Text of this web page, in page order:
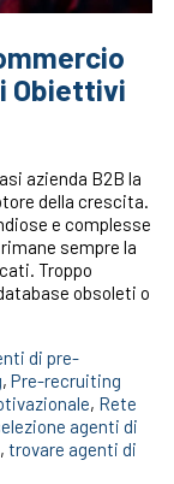
Obiettivi
azienda B2B la
della crescita.
e complesse
sempre la
Troppo
obsoleti o
di pre-
, Pre-recruiting
, Rete
agenti di
, trovare agenti di